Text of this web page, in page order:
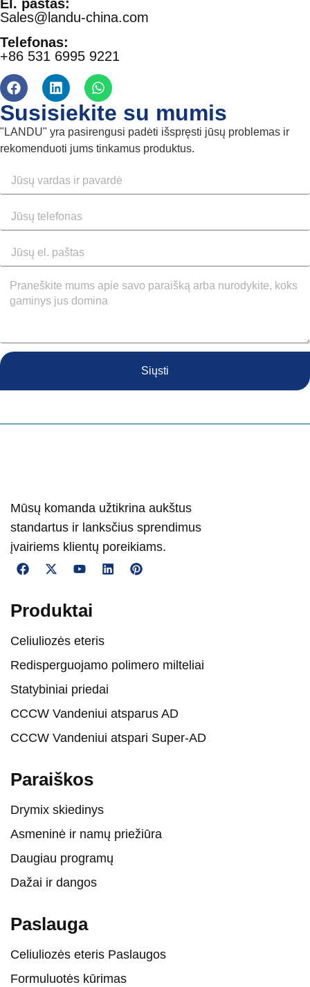
El. paštas:
Sales@landu-china.com
Telefonas:
+86 531 6995 9221
Susisiekite su mumis
"LANDU" yra pasirengusi padėti išspręsti jūsų problemas ir
rekomenduoti jums tinkamus produktus.
Siųsti
Mūsų komanda užtikrina aukštus
standartus ir lanksčius sprendimus
įvairiems klientų poreikiams.
Produktai
Celiuliozės eteris
Redisperguojamo polimero milteliai
Statybiniai priedai
CCCW Vandeniui atsparus AD
CCCW Vandeniui atspari Super-AD
Paraiškos
Drymix skiedinys
Asmeninė ir namų priežiūra
Daugiau programų
Dažai ir dangos
Paslauga
Celiuliozės eteris Paslaugos
Formuluotės kūrimas